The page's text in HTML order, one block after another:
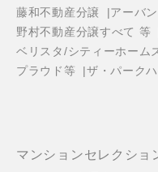
藤和不動産分譲
アーバ
野村不動産分譲すべて 等
ベリスタ/シティーホーム
プラウド等
ザ・パーク
マンションセレクショ